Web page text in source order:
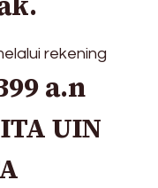
rekening
a.n
UIN